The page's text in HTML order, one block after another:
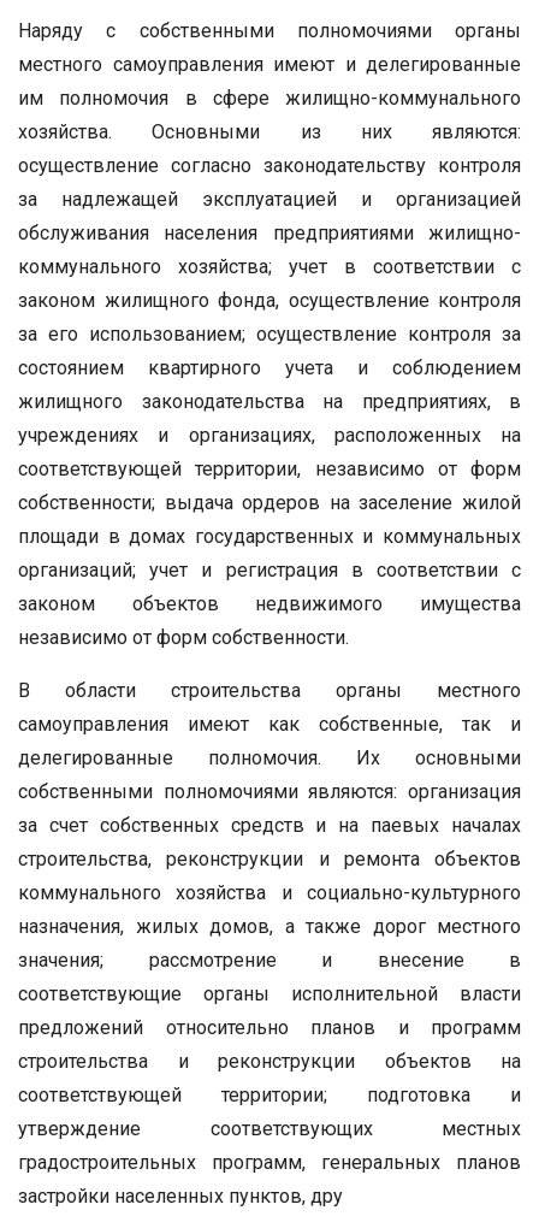
Наряду с собственными полномочиями органы
местного самоуправления имеют и делегированные
им полномочия в сфере жилищно-коммунального
хозяйства. Основными из них являются:
осуществление согласно законодательству контроля
за надлежащей эксплуатацией и организацией
обслуживания населения предприятиями жилищно-
коммунального хозяйства; учет в соответствии с
законом жилищного фонда, осуществление контроля
за его использованием; осуществление контроля за
состоянием квартирного учета и соблюдением
жилищного законодательства на предприятиях, в
учреждениях и организациях, расположенных на
соответствующей территории, независимо от форм
собственности; выдача ордеров на заселение жилой
площади в домах государственных и коммунальных
организаций; учет и регистрация в соответствии с
законом объектов недвижимого имущества
независимо от форм собственности.
В области строительства органы местного
самоуправления имеют как собственные, так и
делегированные полномочия. Их основными
собственными полномочиями являются: организация
за счет собственных средств и на паевых началах
строительства, реконструкции и ремонта объектов
коммунального хозяйства и социально-культурного
назначения, жилых домов, а также дорог местного
значения; рассмотрение и внесение в
соответствующие органы исполнительной власти
предложений относительно планов и программ
строительства и реконструкции объектов на
соответствующей территории; подготовка и
утверждение соответствующих местных
градостроительных программ, генеральных планов
застройки населенных пунктов, дру